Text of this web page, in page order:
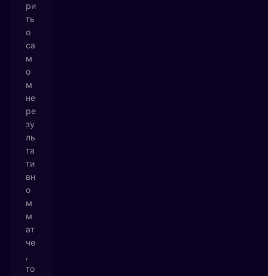
ри
ть
о
са
м
о
м
не
ре
зу
ль
та
ти
вн
о
м
м
ат
че
то